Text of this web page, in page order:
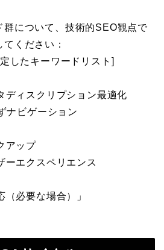
群について、技術的SEO観点で
ください：
したキーワードリスト]
ディスクリプション最適化
ナビゲーション
アップ
ーエクスペリエンス
必要な場合）」